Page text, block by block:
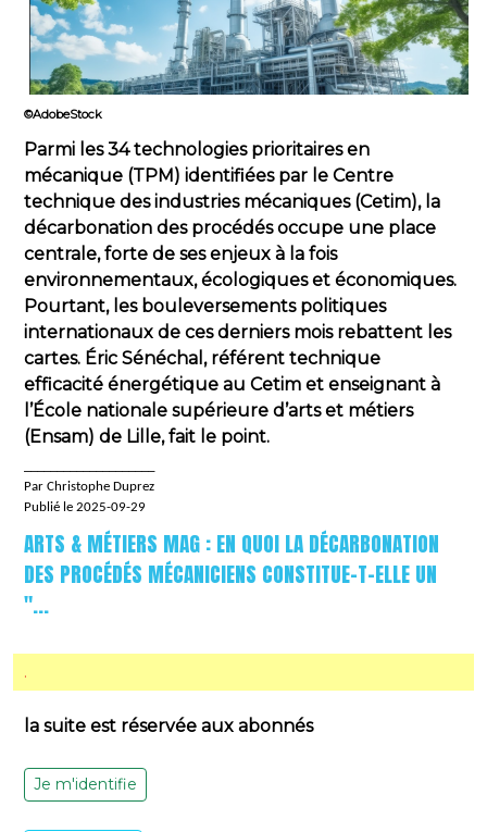
©AdobeStock
Parmi les 34 technologies prioritaires en
mécanique (TPM) identifiées par le Centre
technique des industries mécaniques (Cetim), la
décarbonation des procédés occupe une place
centrale, forte de ses enjeux à la fois
environnementaux, écologiques et économiques.
Pourtant, les bouleversements politiques
internationaux de ces derniers mois rebattent les
cartes. Éric Sénéchal, référent technique
efficacité énergétique au Cetim et enseignant à
l’École nationale supérieure d’arts et métiers
(Ensam) de Lille, fait le point.
Par Christophe Duprez
Publié le 2025-09-29
ARTS & MÉTIERS MAG : EN QUOI LA DÉCARBONATION
DES PROCÉDÉS MÉCANICIENS CONSTITUE-T-ELLE UN
"...
.
la suite est réservée aux abonnés
Je m'identifie